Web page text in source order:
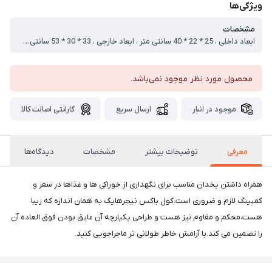
ویژگی‌ها
مشخصات
ابعاد داخلی ، 25 * 22 * 40 سانتی متر ، ابعاد خارجی ، 33 * 30 * 53 سانتی متر ، وزن ، 4 کیلو گرم ، ظرفیت ، 22 لیتر ، زمان نگهداری ، 18 تا 36 ساعت
محصول مورد نظر موجود نمی‌باشد.
موجود در انبار ارسال سریع گارانتی اصالت کالا
معرفی توضیحات بیشتر مشخصات دیدگاه‌ها
همراه داشتن یخدان مناسب برای نگهداری از خوراکی ها و غذاها در سفر و
کمپینگ لازم و ضروری است.کول باکس نیچرهایک به همان اندازه که زیبا
هست،محکم و مقاوم نیز هست و طراحی یکپارچه آن عایق بودن فوق العاده آن
را تضمین می کند.با آرامش خاطر طولانی تر ماجراجویی کنید.